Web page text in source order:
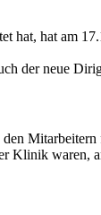
hat, hat am
der neue
Klinik